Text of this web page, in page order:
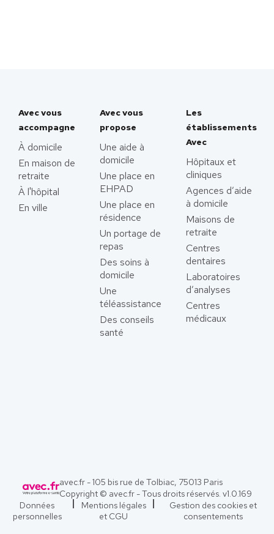
Avec vous
accompagne
À domicile
En maison de
retraite
À l'hôpital
En ville
Avec vous
propose
Une aide à
domicile
Une place en
EHPAD
Une place en
résidence
Un portage de
repas
Des soins à
domicile
Une
téléassistance
Des conseils
santé
Les
établissements
Avec
Hôpitaux et
cliniques
Agences d’aide
à domicile
Maisons de
retraite
Centres
dentaires
Laboratoires
d’analyses
Centres
médicaux
avec.fr - 105 bis rue de Tolbiac, 75013 Paris
Copyright © avec.fr - Tous droits réservés. v1.0.169
Données
personnelles
Mentions légales
et CGU
Gestion des cookies et
consentements